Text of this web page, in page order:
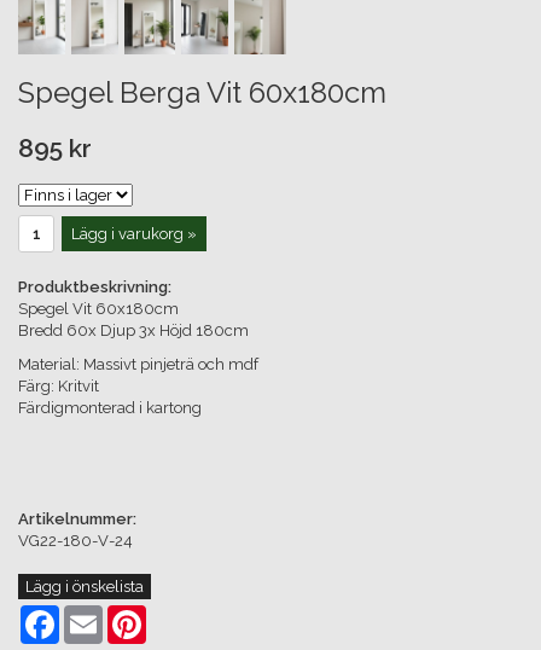
Spegel Berga Vit 60x180cm
895 kr
Lägg i varukorg »
Produktbeskrivning:
Spegel Vit 60x180cm
Bredd 60x Djup 3x Höjd 180cm
Material: Massivt pinjeträ och mdf
Färg: Kritvit
Färdigmonterad i kartong
Artikelnummer:
VG22-180-V-24
Lägg i önskelista
Facebook
Email